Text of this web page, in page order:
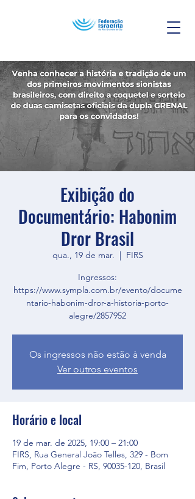
Exibição do
Documentário: Habonim
Dror Brasil
qua., 19 de mar.
  |
FIRS
Ingressos:
https://www.sympla.com.br/evento/docume
ntario-habonim-dror-a-historia-porto-
alegre/2857952
Os ingressos não estão à venda
Ver outros eventos
Horário e local
19 de mar. de 2025, 19:00 – 21:00
FIRS, Rua General João Telles, 329 - Bom
Fim, Porto Alegre - RS, 90035-120, Brasil